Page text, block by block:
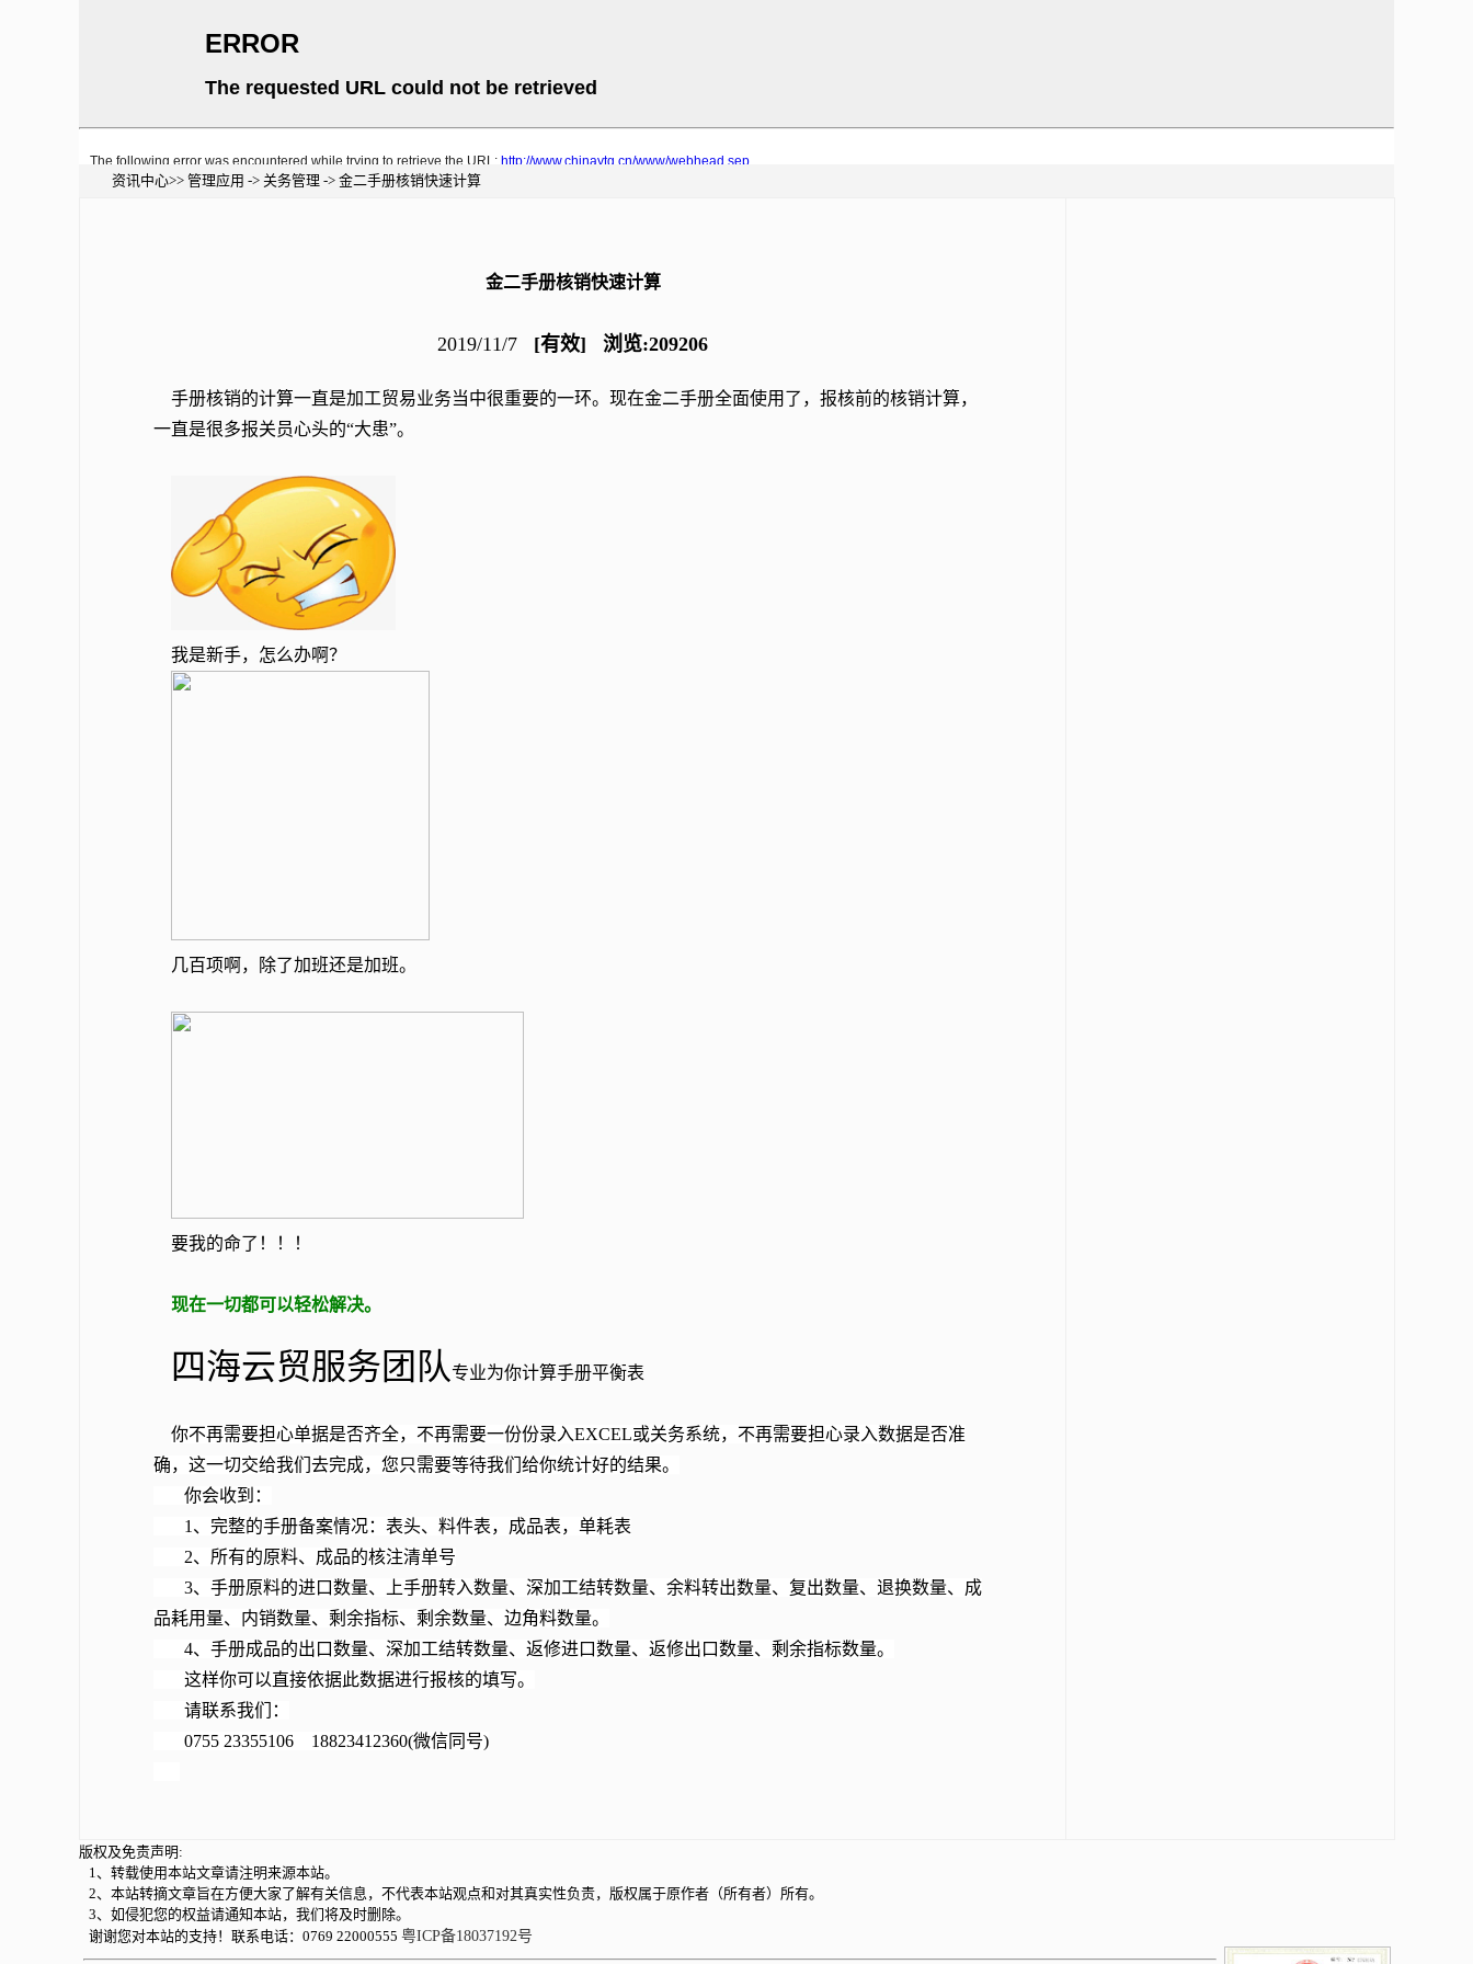
资讯中心>> 管理应用 -> 关务管理 -> 金二手册核销快速计算
金二手册核销快速计算
2019/11/7 [有效] 浏览:209206
手册核销的计算一直是加工贸易业务当中很重要的一环。现在金二手册全面使用了，报核前的核销计算，
一直是很多报关员心头的“大患”。
我是新手，怎么办啊？
几百项啊，除了加班还是加班。
要我的命了！！！
现在一切都可以轻松解决。
四海云贸服务团队专业为你计算手册平衡表
你不再需要担心单据是否齐全，不再需要一份份录入EXCEL或关务系统，不再需要担心录入数据是否准
确，这一切交给我们去完成，您只需要等待我们给你统计好的结果。
你会收到：
1、完整的手册备案情况：表头、料件表，成品表，单耗表
2、所有的原料、成品的核注清单号
3、手册原料的进口数量、上手册转入数量、深加工结转数量、余料转出数量、复出数量、退换数量、成
品耗用量、内销数量、剩余指标、剩余数量、边角料数量。
4、手册成品的出口数量、深加工结转数量、返修进口数量、返修出口数量、剩余指标数量。
这样你可以直接依据此数据进行报核的填写。
请联系我们：
0755 23355106 18823412360(微信同号)
版权及免责声明:
1、转载使用本站文章请注明来源本站。
2、本站转摘文章旨在方便大家了解有关信息，不代表本站观点和对其真实性负责，版权属于原作者（所有者）所有。
3、如侵犯您的权益请通知本站，我们将及时删除。
谢谢您对本站的支持！联系电话：0769 22000555 粤ICP备18037192号